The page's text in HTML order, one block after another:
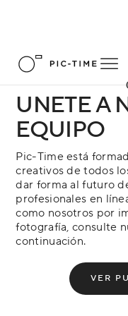
UNETE A
EQUIPO
Pic-Time está
creativos de todos
dar forma al futuro
profesionales en
como nosotros por
fotografía, consulte
continuación.
VER